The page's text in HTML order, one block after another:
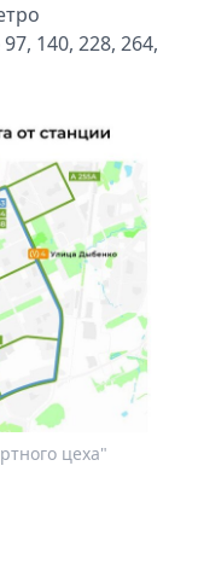
140, 228, 264,
цеха"